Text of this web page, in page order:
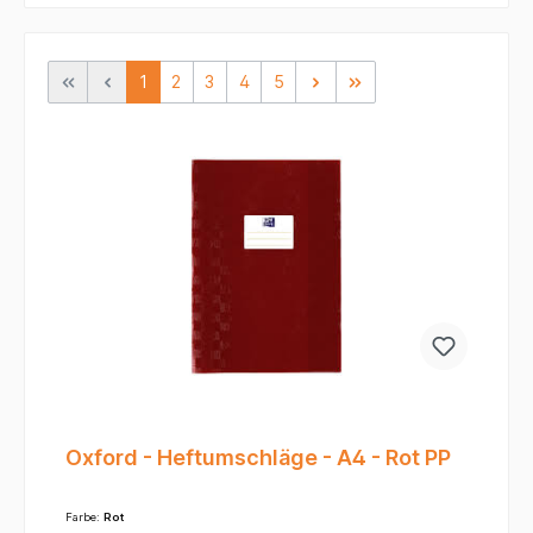
1 2 3 4 5
Oxford - Heftumschläge - A4 - Rot PP
Farbe: Rot